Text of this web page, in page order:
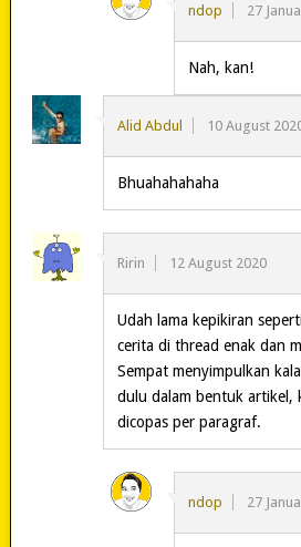
ndop 27
Nah, kan!
Alid Abdul 10 August
Bhuahahahaha
Ririn 12 August 2020
Udah lama kepikiran
cerita di thread enak dan
Sempat menyimpulkan
dulu dalam bentuk artikel,
dicopas per paragraf.
ndop 27